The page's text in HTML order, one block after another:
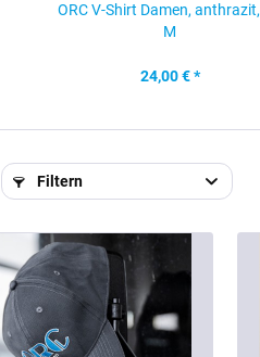
ORC V-Shirt Damen,
M
24,00 € *
Filtern